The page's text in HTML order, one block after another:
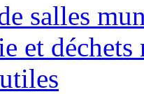
salles
et déchets